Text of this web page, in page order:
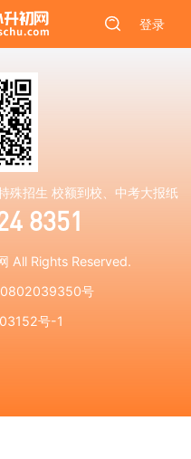
登录
殊招生 校额到校、中考大报纸
8351
All Rights Reserved.
号
号-1